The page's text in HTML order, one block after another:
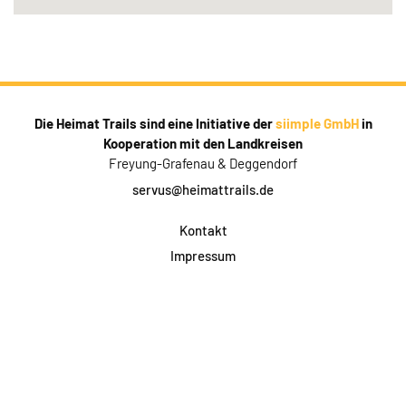
Die Heimat Trails sind eine Initiative dersiimple GmbHin
Kooperation mit den Landkreisen
Freyung-Grafenau & Deggendorf
servus@heimattrails.de
Kontakt
Impressum